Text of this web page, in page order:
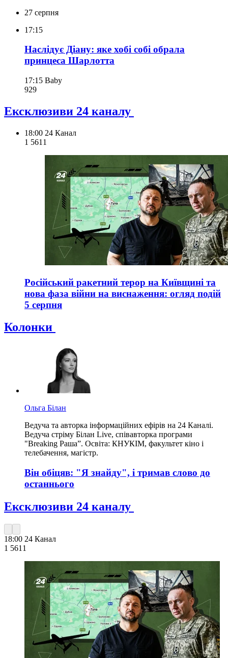
27 серпня
17:15
Наслідує Діану: яке хобі собі обрала
принцеса Шарлотта
17:15 Baby
929
Ексклюзиви 24 каналу
18:00 24 Канал
1 561 1
Російський ракетний терор на Київщині та
нова фаза війни на виснаження: огляд подій
5 серпня
Колонки
Ольга Білан
Ведуча та авторка інформаційних ефірів на 24 Каналі.
Ведуча стріму Білан Live, співавторка програми
"Breaking Раша”. Освіта: КНУКІМ, факультет кіно і
телебачення, магістр.
Він обіцяв: "Я знайду", і тримав слово до
останнього
Ексклюзиви 24 каналу
18:00 24 Канал
1 561 1